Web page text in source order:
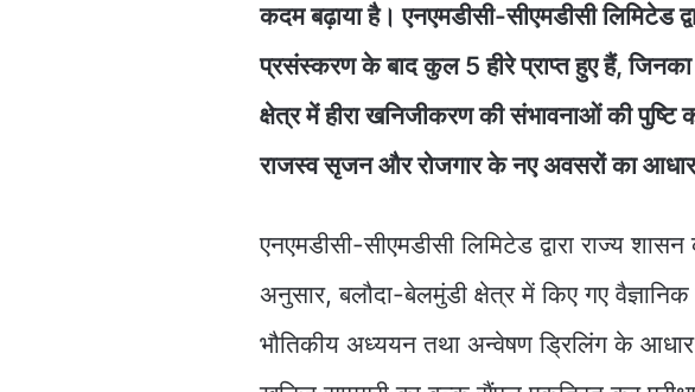
कदम बढ़ाया है। एनएमडीसी-सीएमडीसी लिमिटेड
प्रसंस्करण के बाद कुल 5 हीरे प्राप्त हुए हैं,
क्षेत्र में हीरा खनिजीकरण की संभावनाओं की पुष्टि
राजस्व सृजन और रोजगार के नए अवसरों का
एनएमडीसी-सीएमडीसी लिमिटेड द्वारा राज्य
अनुसार, बलौदा-बेलमुंडी क्षेत्र में किए गए
भौतिकीय अध्ययन तथा अन्वेषण ड्रिलिंग के